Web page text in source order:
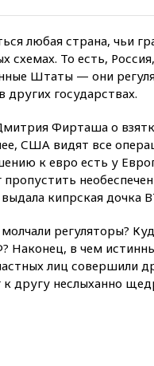
любая страна, чьи
схемах. То есть,
Штаты — они
государствах.
Фирташа о
США видят все
к евро есть у
кипрская дочка
регуляторы?
Наконец, в чем
лиц совершили
другу неслыханно